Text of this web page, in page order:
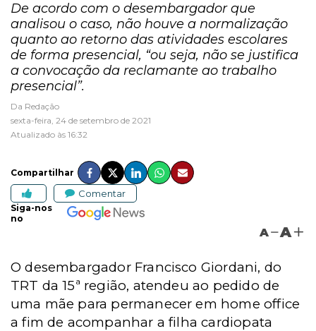
De acordo com o desembargador que
analisou o caso, não houve a normalização
quanto ao retorno das atividades escolares
de forma presencial, “ou seja, não se justifica
a convocação da reclamante ao trabalho
presencial”.
Da Redação
sexta-feira, 24 de setembro de 2021
Atualizado às 16:32
Compartilhar
Comentar
Siga-nos
no
A A
O desembargador Francisco Giordani, do
TRT da 15ª região, atendeu ao pedido de
uma mãe para permanecer em home office
a fim de acompanhar a filha cardiopata